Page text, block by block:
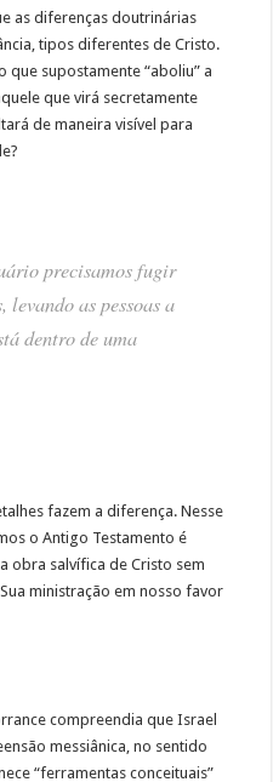
as diferenças doutrinárias
tipos diferentes de Cristo.
supostamente “aboliu” a
que virá secretamente
de maneira visível para
precisamos fugir
levando as pessoas a
dentro de uma
fazem a diferença. Nesse
o Antigo Testamento é
obra salvífica de Cristo sem
ministração em nosso favor
compreendia que Israel
messiânica, no sentido
“ferramentas conceituais”